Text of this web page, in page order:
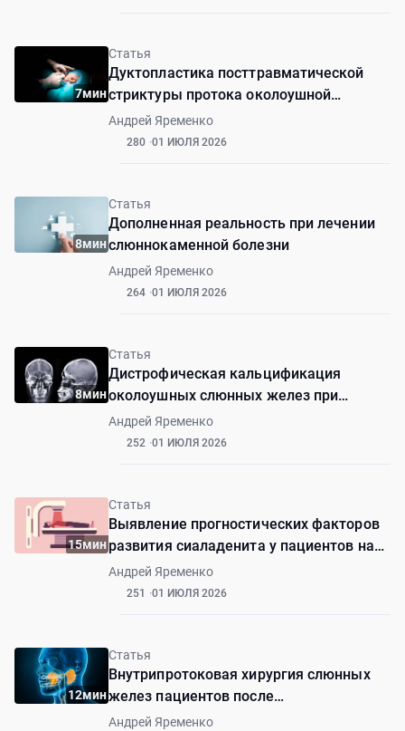
7мин
Статья
Дуктопластика посттравматической
стриктуры протока околоушной
слюнной железы
Андрей Яременко
280 01 ИЮЛЯ 2026
8мин
Статья
Дополненная реальность при лечении
слюннокаменной болезни
Андрей Яременко
264 01 ИЮЛЯ 2026
8мин
Статья
Дистрофическая кальцификация
околоушных слюнных желез при
болезни Шегрена
Андрей Яременко
252 01 ИЮЛЯ 2026
15мин
Статья
Выявление прогностических факторов
развития сиаладенита у пациентов на
фоне радиойодтерапии
Андрей Яременко
251 01 ИЮЛЯ 2026
12мин
Статья
Внутрипротоковая хирургия слюнных
желез пациентов после
радиойодтерапии
Андрей Яременко